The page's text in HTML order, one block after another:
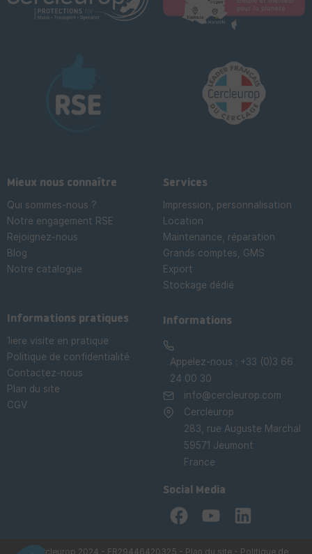
Mieux nous connaître
Qui sommes-nous ?
Notre engagement RSE
Rejoignez-nous
Blog
Notre catalogue
Services
Impression, personnalisation
Location
Maintenance, réparation
Grands comptes, GMS
Export
Stockage dédié
Informations pratiques
1iere visite en pratique
Politique de confidentialité
Contactez-nous
Plan du site
CGV
Informations
Appelez-nous : +33 (0)3 66
24 00 30
info@cercleurop.com
Cercleurop
283, rue Auguste Marchal
59571 Jeumont
France
Social Media
©Cercleurop 2024 - FR29446420325 - Plan du site - Politique de